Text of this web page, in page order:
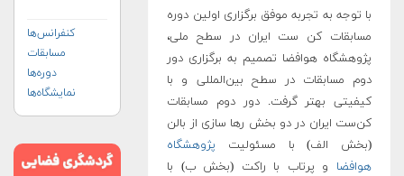
با توجه به تجربه موفق برگزاری اولین دوره
مسابقات کن ست ایران در سطح ملی،
پژوهشگاه هوافضا تصمیم به برگزاری دور
دوم مسابقات در سطح بین‌المللی و با
کیفیتی بهتر گرفت. دور دوم مسابقات
کن‌ست ایران در دو بخش رها سازی از بالن
(بخش الف) با مسئولیت پژوهشگاه
هوافضا
و پرتاب با راکت (بخش ب) با
کنفرانس‌ها
مسابقات
دوره‌ها
نمایشگاه‌ها